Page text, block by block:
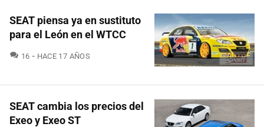
SEAT piensa ya en sustituto
para el León en el WTCC
16 COMENTARIOS
HACE 17 AÑOS
SEAT cambia los precios del
Exeo y Exeo ST